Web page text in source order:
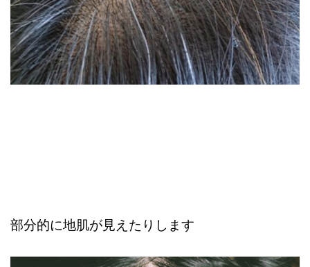
部分的に地肌が見えたりします